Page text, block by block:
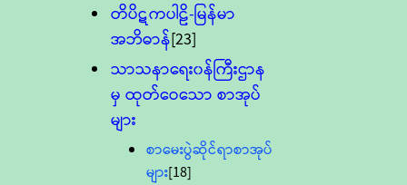
တိပိဋကပါဠိ-မြန်မာ
အဘိဓာန်[23]
သာသနာရေး၀န်ကြီးဌာန
မှ ထုတ်ဝေသော စာအုပ်
များ
စာမေးပွဲဆိုင်ရာစာအုပ်
များ[18]